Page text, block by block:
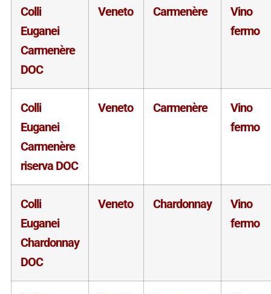
Colli
Euganei
Carmenère
DOC
Veneto Carmenère
Vino
fermo
Colli
Euganei
Carmenère
riserva DOC
Veneto Carmenère
Vino
fermo
Colli
Euganei
Chardonnay
DOC
Veneto Chardonnay
Vino
fermo